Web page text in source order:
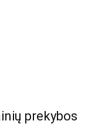
prekybos